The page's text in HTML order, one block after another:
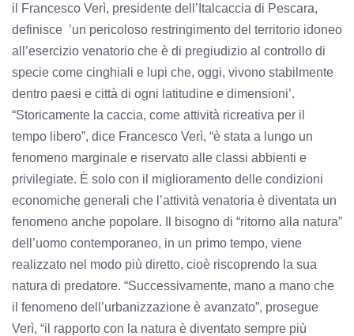
il Francesco Verì, presidente dell’Italcaccia di Pescara,
definisce ’un pericoloso restringimento del territorio idoneo
all’esercizio venatorio che è di pregiudizio al controllo di
specie come cinghiali e lupi che, oggi, vivono stabilmente
dentro paesi e città di ogni latitudine e dimensioni’.
“Storicamente la caccia, come attività ricreativa per il
tempo libero”, dice Francesco Verì, “è stata a lungo un
fenomeno marginale e riservato alle classi abbienti e
privilegiate. È solo con il miglioramento delle condizioni
economiche generali che l’attività venatoria è diventata un
fenomeno anche popolare. Il bisogno di “ritorno alla natura”
dell’uomo contemporaneo, in un primo tempo, viene
realizzato nel modo più diretto, cioè riscoprendo la sua
natura di predatore. “Successivamente, mano a mano che
il fenomeno dell’urbanizzazione è avanzato”, prosegue
Verì, “il rapporto con la natura è diventato sempre più